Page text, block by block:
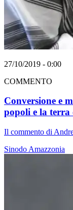
27/10/2019 - 0:00
COMMENTO
Conversione e
popoli e la terra
Il commento di
Sinodo Amazzonia